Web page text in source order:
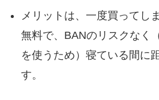
メリットは、一度買ってし
無料で、BANのリスクなく
を使うため）寝ている間に
す。